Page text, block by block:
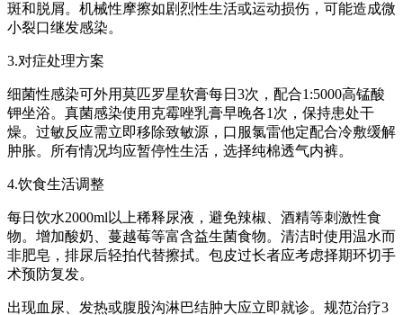
斑和脱屑。机械性摩擦如剧烈性生活或运动损伤，可能造成微
小裂口继发感染。
3.对症处理方案
细菌性感染可外用莫匹罗星软膏每日3次，配合1:5000高锰酸
钾坐浴。真菌感染使用克霉唑乳膏早晚各1次，保持患处干
燥。过敏反应需立即移除致敏源，口服氯雷他定配合冷敷缓解
肿胀。所有情况均应暂停性生活，选择纯棉透气内裤。
4.饮食生活调整
每日饮水2000ml以上稀释尿液，避免辣椒、酒精等刺激性食
物。增加酸奶、蔓越莓等富含益生菌食物。清洁时使用温水而
非肥皂，排尿后轻拍代替擦拭。包皮过长者应考虑择期环切手
术预防复发。
出现血尿、发热或腹股沟淋巴结肿大应立即就诊。规范治疗3